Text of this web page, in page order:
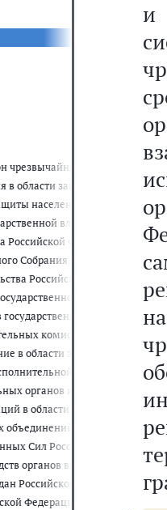
чрезвычайных ситуаций и зон
в области защиты населения
населения и территорий
власти Российской
Российской Федерации в
Собрания Российской
Российской Федерации в
власти
государственной власти
комиссий по принятию
в области защиты населения
власти,
органов исполнительной
в области защиты
объединений в ликвидации
Сил Российской
органов внутренних дел
Российской Федерации,
Федерации, иностранных
и